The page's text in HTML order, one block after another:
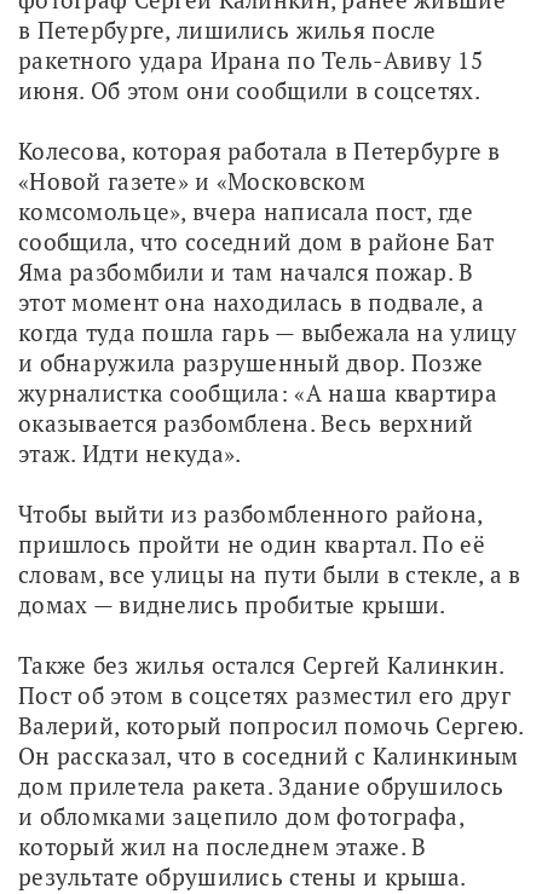
в Петербурге, лишились жилья после
ракетного удара Ирана по Тель-Авиву 15
июня. Об этом они сообщили в соцсетях.
Колесова, которая работала в Петербурге в
«Новой газете» и «Московском
комсомольце», вчера написала пост, где
сообщила, что соседний дом в районе Бат
Яма разбомбили и там начался пожар. В
этот момент она находилась в подвале, а
когда туда пошла гарь — выбежала на улицу
и обнаружила разрушенный двор. Позже
журналистка сообщила: «А наша квартира
оказывается разбомблена. Весь верхний
этаж. Идти некуда».
Чтобы выйти из разбомбленного района,
пришлось пройти не один квартал. По её
словам, все улицы на пути были в стекле, а в
домах — виднелись пробитые крыши.
Также без жилья остался Сергей Калинкин.
Пост об этом в соцсетях разместил его друг
Валерий, который попросил помочь Сергею.
Он рассказал, что в соседний с Калинкиным
дом прилетела ракета. Здание обрушилось
и обломками зацепило дом фотографа,
который жил на последнем этаже. В
результате обрушились стены и крыша.